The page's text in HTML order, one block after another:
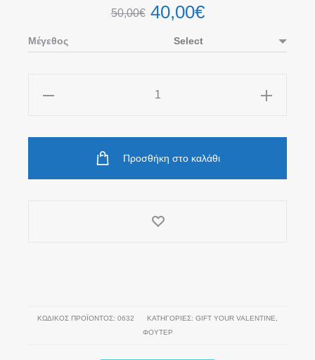
50,00€ 40,00€
Μέγεθος
Προσθήκη στο καλάθι
ΚΩΔΙΚΌΣ ΠΡΟΪΌΝΤΟΣ: 0632 ΚΑΤΗΓΟΡΊΕΣ: GIFT YOUR VALENTINE
ΦΟΎΤΕΡ